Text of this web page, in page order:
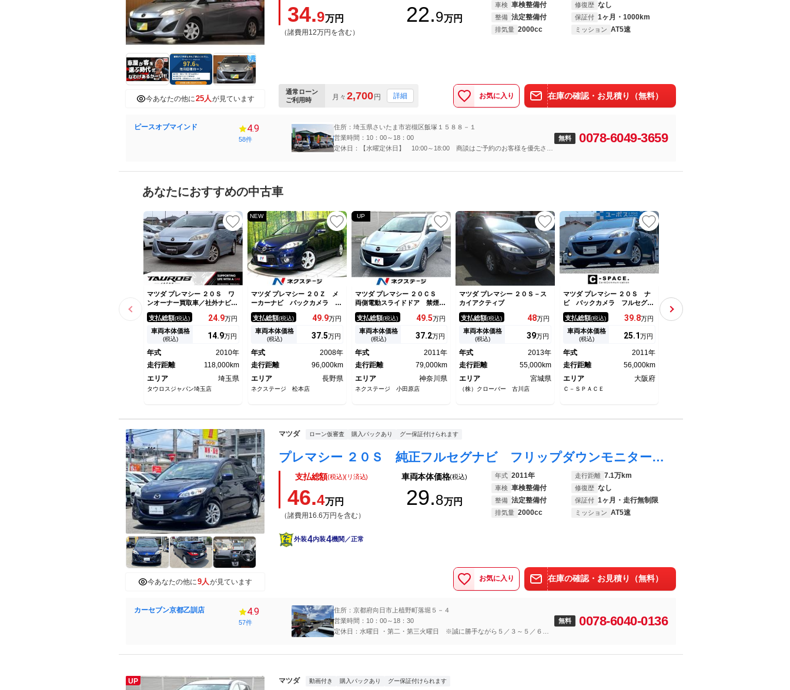
今あなたの他に25人が見ています
34.9万円
（諸費用12万円を含む）
22.9万円
車検 車検整備付 修復歴 なし
整備 法定整備付 保証付 1ヶ月・1000km
排気量 2000cc ミッション AT5速
通常ローン
ご利用時
月々 2,700円 詳細 お気に入り 在庫の確認・お見積り（無料）
ピースオブマインド 4.9
58件
住所：埼玉県さいたま市岩槻区飯塚１５８８－１
営業時間：10：00～18：00
定休日：【水曜定休日】 10:00～18:00 商談はご予約のお客様を優先させ
無料 0078-6049-3659
あなたにおすすめの中古車
マツダ プレマシー ２０Ｓ ワ
ンオーナー買取車／社外ナビ／
左側パワースライドドア／バッ
クカメラ／ＴＶ／純正アルミホ
イール１６インチ／オートエア
コン／ＥＴＣ／オートライト／
ー／オートクルーズ
支払総額(税込) 24.9万円
車両本体価格
(税込) 14.9万円
年式
2010年
走行距離
118,000km
エリア
埼玉県
タウロスジャパン埼玉店
NEW
マツダ プレマシー ２０Ｚ メ
ーカーナビ バックカメラ 両
側電動スライド ドライブレコ
ーダー フロントフォグ オー
トライト オートエアコン ス
マートキー 電動格納ミラー
支払総額(税込) 49.9万円
車両本体価格
(税込) 37.5万円
年式
2008年
走行距離
96,000km
エリア
長野県
ネクステージ 松本店
UP
マツダ プレマシー ２０ＣＳ
両側電動スライドドア 禁煙
車 純正７インチナビ バック
カメラ ＥＴＣ Ｂｌｕｅｔｏ
ｏｔｈ ワンセグ ドライブレ
コーダー １５インチアルミホ
支払総額(税込) 49.5万円
車両本体価格
(税込) 37.2万円
年式
2011年
走行距離
79,000km
エリア
神奈川県
ネクステージ 小田原店
マツダ プレマシー ２０Ｓ－ス
カイアクティブ
支払総額(税込) 48万円
車両本体価格
(税込) 39万円
年式
2013年
走行距離
55,000km
エリア
宮城県
（株）クローバー 古川店
マツダ プレマシー ２０Ｓ ナ
ビ バックカメラ フルセグＴ
Ｖ Ｂｌｕｅｔｏｏｔｈ パワ
ースライドドア オートライ
ト フォグライト 純正１６イ
ンチアルミ 電格ミラー ＥＴ
支払総額(税込) 39.8万円
車両本体価格
(税込) 25.1万円
年式
2011年
走行距離
56,000km
エリア
大阪府
Ｃ－ＳＰＡＣＥ
煙車 ワンオーナー パイオニ
アナビ サイドカーテンエアバ
ッグ リアカメラ ＥＴＣ リ
支払総額
今あなたの他に9人 が見ています
マツダ ローン仮審査 購入パックあり グー保証付けられます
プレマシー ２０Ｓ 純正フルセグナビ フリップダウンモニター Ｂカメラ 片側パワースライドドア ユーザー買取車 禁煙車 ワンオーナー スマートキー スペアキー ３列シート ７人乗り 純正マット バイザー フォグライト
支払総額(税込)(リ済込)
46.4万円
（諸費用16.6万円を含む）
車両本体価格(税込)
29.8万円
年式 2011年 走行距離 7.1万km
車検 車検整備付 修復歴 なし
整備 法定整備付 保証付 1ヶ月・走行無制限
排気量 2000cc ミッション AT5速
外装4内装4機関／正常
お気に入り 在庫の確認・お見積り（無料）
カーセブン京都乙訓店 4.9
57件
住所：京都府向日市上植野町落堀５－４
営業時間：10：00～18：30
定休日：水曜日 ・第二・第三火曜日 ※誠に勝手ながら５／３～５／６ま
無料 0078-6040-0136
UP マツダ 動画付き 購入パックあり グー保証付けられます